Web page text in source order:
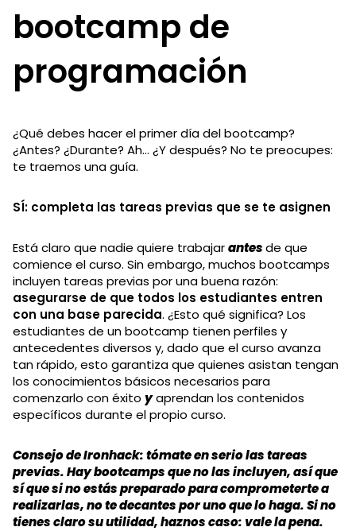
bootcamp de
programación
¿Qué debes hacer el primer día del bootcamp?
¿Antes? ¿Durante? Ah… ¿Y después? No te preocupes:
te traemos una guía.
SÍ: completa las tareas previas que se te asignen
Está claro que nadie quiere trabajarantesde que
comience el curso. Sin embargo, muchos bootcamps
incluyen tareas previas por una buena razón:
asegurarse de que todos los estudiantes entren
con una base parecida. ¿Esto qué significa? Los
estudiantes de un bootcamp tienen perfiles y
antecedentes diversos y, dado que el curso avanza
tan rápido, esto garantiza que quienes asistan tengan
los conocimientos básicos necesarios para
comenzarlo con éxito yaprendan los contenidos
específicos durante el propio curso.
Consejo de Ironhack: tómate en serio las tareas
previas. Hay bootcamps que no las incluyen, así que
sí que si no estás preparado para comprometerte a
realizarlas, no te decantes por uno que lo haga. Si no
tienes claro su utilidad, haznos caso: vale la pena.